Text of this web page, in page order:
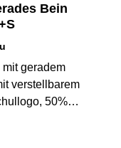
Bein
geradem
verstellbarem
50%